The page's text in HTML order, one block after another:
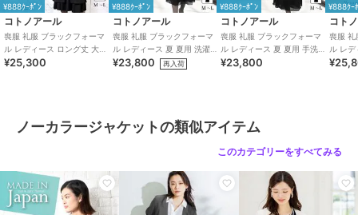
¥888ｸｰﾎﾟﾝ
コトノアール
喪服 礼服 ブラックフォーマ
ル レディース ロング丈 大き
いサイズ 夏物 夏用 洗える 日
¥25,300
¥888ｸｰﾎﾟﾝ
コトノアール
喪服 礼服 ブラックフォーマ
ル レディース 夏 夏用 洗濯機
洗い ゆったり 日本製
¥23,800 再入荷
¥888ｸｰﾎﾟﾝ
コトノアール
喪服 礼服 ブラックフォーマ
ル レディース 夏 夏用 手洗い
涼しい ゆったり 日本製
¥23,800
¥888ｸｰ
コト
喪服 礼
ル レデ
ッチ 前
ノーカラージャケットの類似アイテム
このカテゴリーをすべてみる